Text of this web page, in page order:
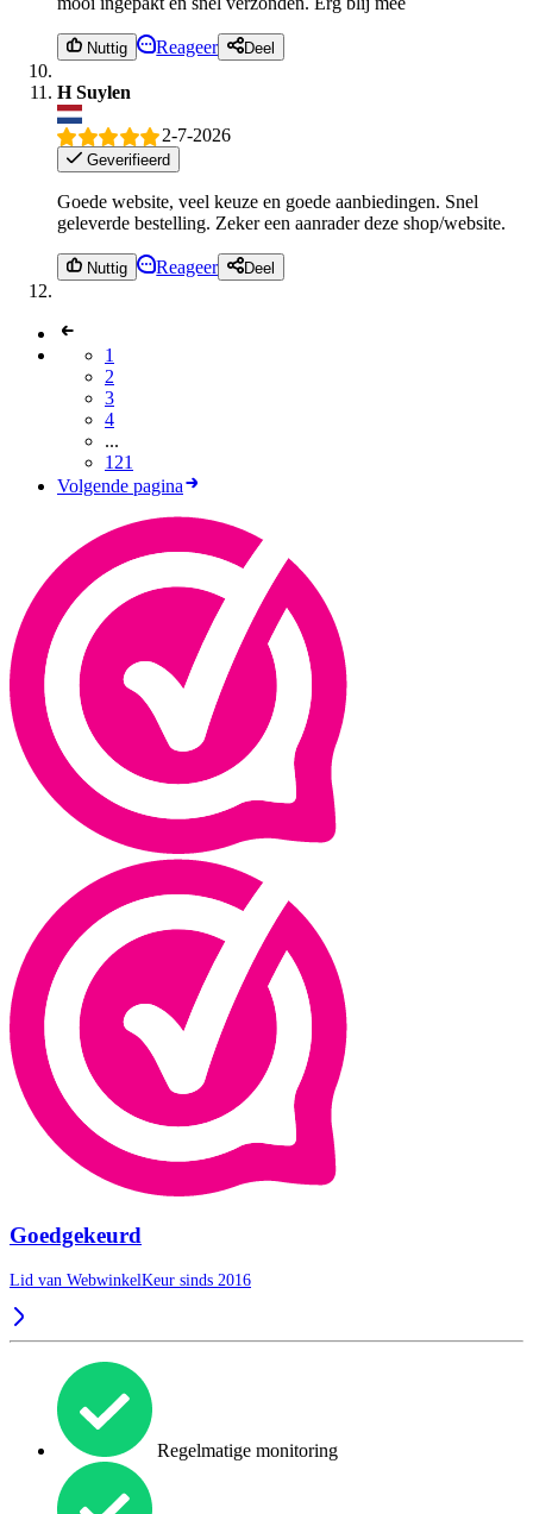
Nuttig Reageer Deel
H Suylen
2-7-2026
Geverifieerd
Goede website, veel keuze en goede aanbiedingen. Snel
geleverde bestelling. Zeker een aanrader deze shop/website.
Nuttig Reageer Deel
1
2
3
4
...
121
Volgende pagina
Goedgekeurd
Lid van WebwinkelKeur sinds 2016
Regelmatige monitoring